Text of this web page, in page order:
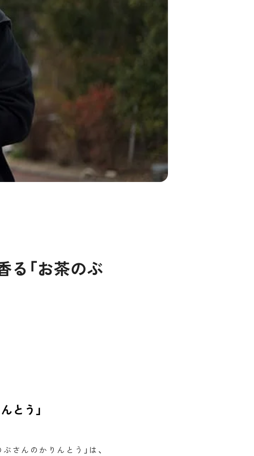
る「お茶のぶ
とう」
さんのかりんとう」は、